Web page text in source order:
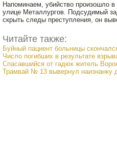
Напоминаем, убийство произошло
улице Металлургов. Подсудимый
скрыть следы преступления, он
Читайте также:
Буйный пациент больницы
Число погибших в результате
Спасавшийся от гадюк житель
Трамвай № 13 вывернул наизнанку